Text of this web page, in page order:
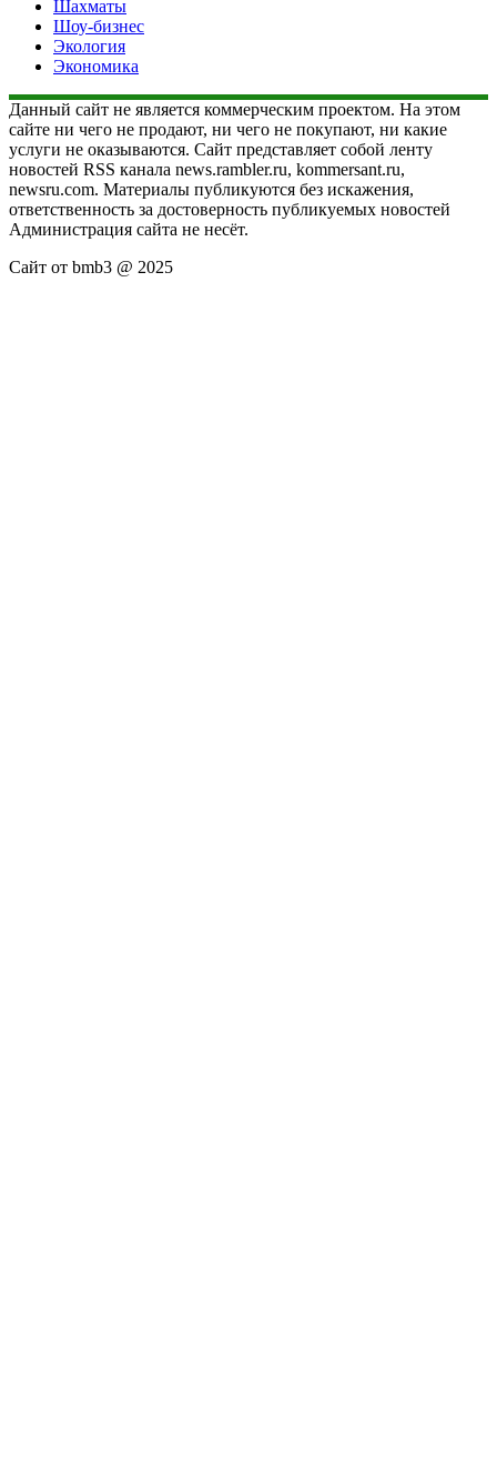
Шахматы
Шоу-бизнес
Экология
Экономика
Данный сайт не является коммерческим проектом. На этом
сайте ни чего не продают, ни чего не покупают, ни какие
услуги не оказываются. Сайт представляет собой ленту
новостей RSS канала news.rambler.ru, kommersant.ru,
newsru.com. Материалы публикуются без искажения,
ответственность за достоверность публикуемых новостей
Администрация сайта не несёт.
Сайт от bmb3 @ 2025